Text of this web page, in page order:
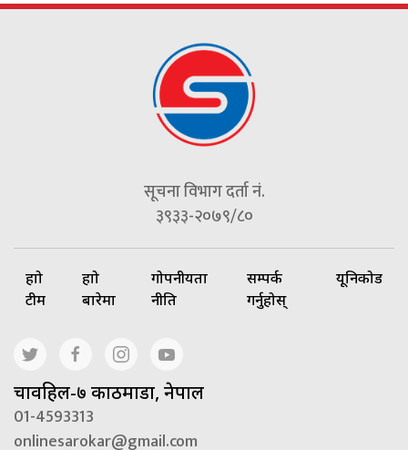
सूचना विभाग दर्ता नं.
३९३३-२०७९/८०
हाम्रो
टीम
हाम्रो
बारेमा
गोपनीयता
नीति
सम्पर्क
गर्नुहोस्
यूनिकोड
चावहिल-७ काठमाडौं, नेपाल
01-4593313
onlinesarokar@gmail.com